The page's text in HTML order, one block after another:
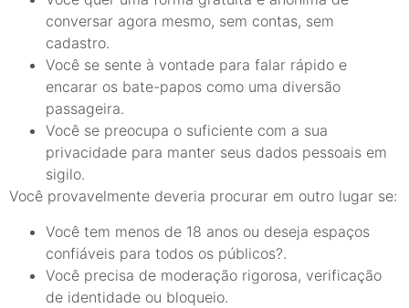
conversar agora mesmo, sem contas, sem
cadastro.
Você se sente à vontade para falar rápido e
encarar os bate-papos como uma diversão
passageira.
Você se preocupa o suficiente com a sua
privacidade para manter seus dados pessoais em
sigilo.
Você provavelmente deveria procurar em outro lugar se:
Você tem menos de 18 anos ou deseja espaços
confiáveis para todos os públicos?.
Você precisa de moderação rigorosa, verificação
de identidade ou bloqueio.